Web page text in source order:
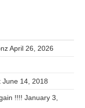
April 26, 2026
June 14, 2018
!!!! January 3,